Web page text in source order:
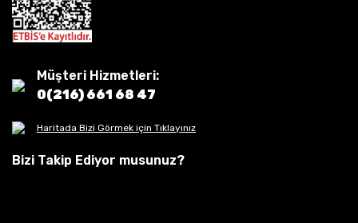
Müşteri Hizmetleri:
0(216) 661 68 47
Haritada Bizi Görmek için Tıklayınız
Bizi Takip Ediyor musunuz?